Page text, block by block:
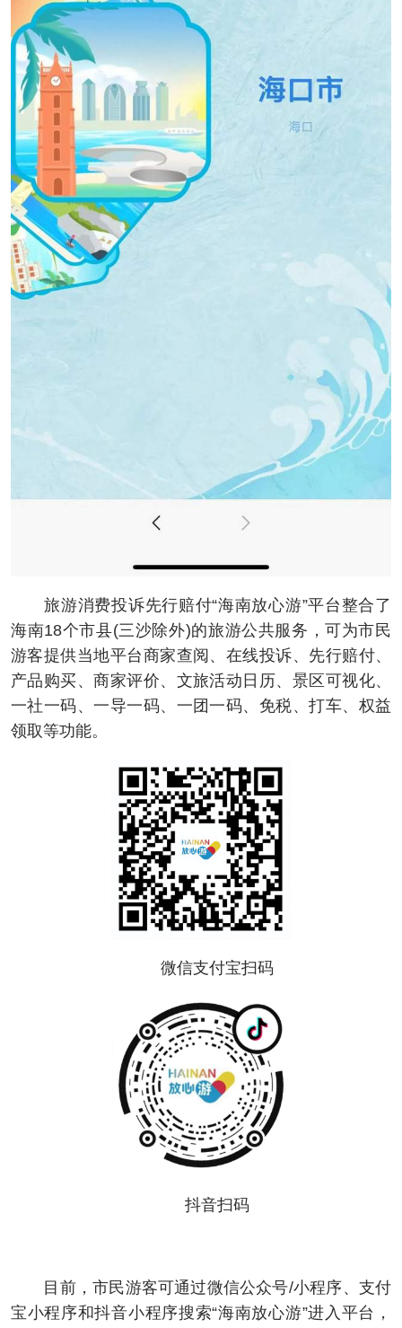
旅游消费投诉先行赔付“海南放心游”平台整合了
海南18个市县(三沙除外)的旅游公共服务，可为市民
游客提供当地平台商家查阅、在线投诉、先行赔付、
产品购买、商家评价、文旅活动日历、景区可视化、
一社一码、一导一码、一团一码、免税、打车、权益
领取等功能。
微信支付宝扫码
抖音扫码
目前，市民游客可通过微信公众号/小程序、支付
宝小程序和抖音小程序搜索“海南放心游”进入平台，